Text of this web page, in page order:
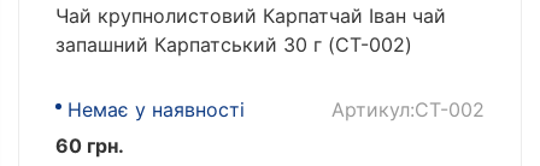
Чай крупнолистовий Карпатчай Іван чай
запашний Карпатський 30 г (CT-002)
Немає у наявності
Артикул:CT-002
60 грн.